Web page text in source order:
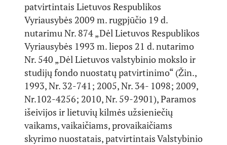
patvirtintais Lietuvos Respublikos
Vyriausybės 2009 m. rugpjūčio 19 d.
nutarimu Nr. 874 „Dėl Lietuvos Respublikos
Vyriausybės 1993 m. liepos 21 d. nutarimo
Nr. 540 „Dėl Lietuvos valstybinio mokslo ir
studijų fondo nuostatų patvirtinimo“ (Žin.,
1993, Nr. 32-741; 2005, Nr. 34- 1098; 2009,
Nr.102-4256; 2010, Nr. 59-2901), Paramos
išeivijos ir lietuvių kilmės užsieniečių
vaikams, vaikaičiams, provaikaičiams
skyrimo nuostatais, patvirtintais Valstybinio